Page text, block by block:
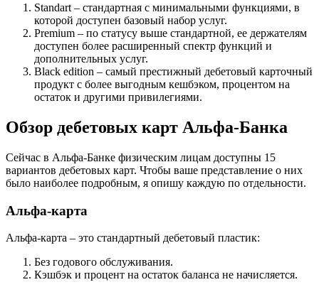
Standart – стандартная с минимальными функциями, в
которой доступен базовый набор услуг.
Premium – по статусу выше стандартной, ее держателям
доступен более расширенный спектр функций и
дополнительных услуг.
Black edition – самый престижный дебетовый карточный
продукт с более выгодным кешбэком, процентом на
остаток и другими привилегиями.
Обзор дебетовых карт Альфа-Банка
Сейчас в Альфа-Банке физическим лицам доступны 15
вариантов дебетовых карт. Чтобы ваше представление о них
было наиболее подробным, я опишу каждую по отдельности.
Альфа-карта
Альфа-карта – это стандартный дебетовый пластик:
Без годового обслуживания.
Кэшбэк и процент на остаток баланса не начисляется.